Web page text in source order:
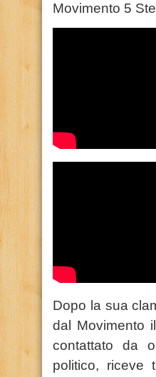
Movimento 5
Dopo la sua
dal Movimento
contattato da
politico, riceve